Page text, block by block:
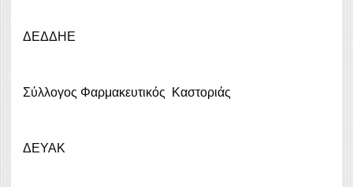
ΔΕΔΔΗΕ
Σύλλογος Φαρμακευτικός Καστοριάς
ΔΕΥΑΚ